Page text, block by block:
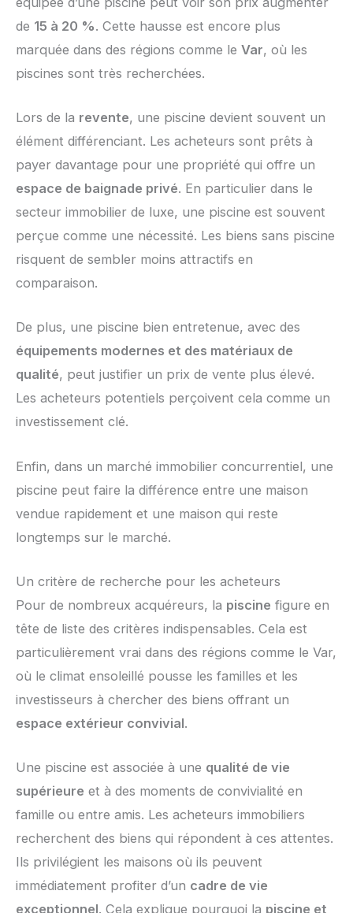
de 15 à 20 %. Cette hausse est encore plus
marquée dans des régions comme le Var, où les
piscines sont très recherchées.
Lors de la revente, une piscine devient souvent un
élément différenciant. Les acheteurs sont prêts à
payer davantage pour une propriété qui offre un
espace de baignade privé. En particulier dans le
secteur immobilier de luxe, une piscine est souvent
perçue comme une nécessité. Les biens sans piscine
risquent de sembler moins attractifs en
comparaison.
De plus, une piscine bien entretenue, avec des
équipements modernes et des matériaux de
qualité, peut justifier un prix de vente plus élevé.
Les acheteurs potentiels perçoivent cela comme un
investissement clé.
Enfin, dans un marché immobilier concurrentiel, une
piscine peut faire la différence entre une maison
vendue rapidement et une maison qui reste
longtemps sur le marché.
Un critère de recherche pour les acheteurs
Pour de nombreux acquéreurs, la piscine figure en
tête de liste des critères indispensables. Cela est
particulièrement vrai dans des régions comme le Var,
où le climat ensoleillé pousse les familles et les
investisseurs à chercher des biens offrant un
espace extérieur convivial.
Une piscine est associée à une qualité de vie
supérieure et à des moments de convivialité en
famille ou entre amis. Les acheteurs immobiliers
recherchent des biens qui répondent à ces attentes.
Ils privilégient les maisons où ils peuvent
immédiatement profiter d’un cadre de vie
exceptionnel. Cela explique pourquoi la piscine et